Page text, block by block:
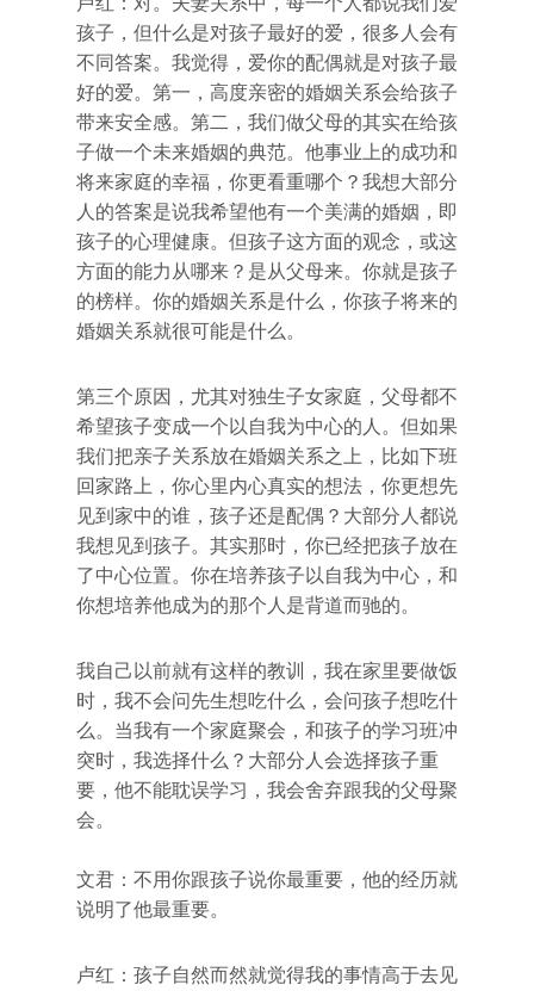
孩子，但什么是对孩子最好的爱，很多人会有
不同答案。我觉得，爱你的配偶就是对孩子最
好的爱。第一，高度亲密的婚姻关系会给孩子
带来安全感。第二，我们做父母的其实在给孩
子做一个未来婚姻的典范。他事业上的成功和
将来家庭的幸福，你更看重哪个？我想大部分
人的答案是说我希望他有一个美满的婚姻，即
孩子的心理健康。但孩子这方面的观念，或这
方面的能力从哪来？是从父母来。你就是孩子
的榜样。你的婚姻关系是什么，你孩子将来的
婚姻关系就很可能是什么。
第三个原因，尤其对独生子女家庭，父母都不
希望孩子变成一个以自我为中心的人。但如果
我们把亲子关系放在婚姻关系之上，比如下班
回家路上，你心里内心真实的想法，你更想先
见到家中的谁，孩子还是配偶？大部分人都说
我想见到孩子。其实那时，你已经把孩子放在
了中心位置。你在培养孩子以自我为中心，和
你想培养他成为的那个人是背道而驰的。
我自己以前就有这样的教训，我在家里要做饭
时，我不会问先生想吃什么，会问孩子想吃什
么。当我有一个家庭聚会，和孩子的学习班冲
突时，我选择什么？大部分人会选择孩子重
要，他不能耽误学习，我会舍弃跟我的父母聚
会。
文君：不用你跟孩子说你最重要，他的经历就
说明了他最重要。
卢红：孩子自然而然就觉得我的事情高于去见